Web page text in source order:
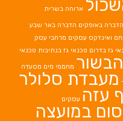
ארוחה בשרית
הדברה באופקים הדברה באר שבע
ואינדקס עסקים מרחבי עסק
גז בדרום טכנאי גז בנתיבות טכנאי
מחממי מים מסעדה
מעבדת סלולר
עזה עסקים
במועצה